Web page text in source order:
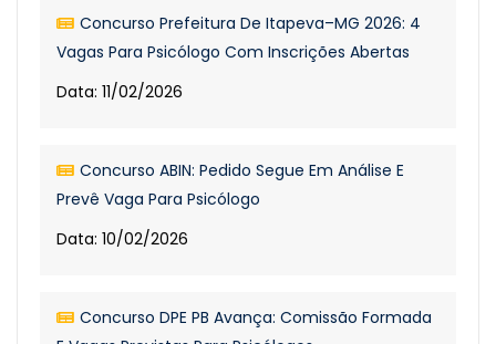
Concurso Prefeitura De Itapeva–MG 2026: 4
Vagas Para Psicólogo Com Inscrições Abertas
Data: 11/02/2026
Concurso ABIN: Pedido Segue Em Análise E
Prevê Vaga Para Psicólogo
Data: 10/02/2026
Concurso DPE PB Avança: Comissão Formada